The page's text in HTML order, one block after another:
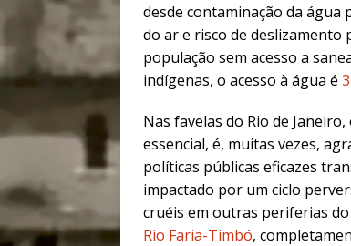
desde contaminação da água
do ar e risco de deslizamento
população sem acesso a
indígenas, o acesso à água é
Nas favelas do Rio de
essencial, é, muitas vezes,
políticas públicas eficazes
impactado por um ciclo
cruéis em outras periferias do
Rio Faria-Timbó,